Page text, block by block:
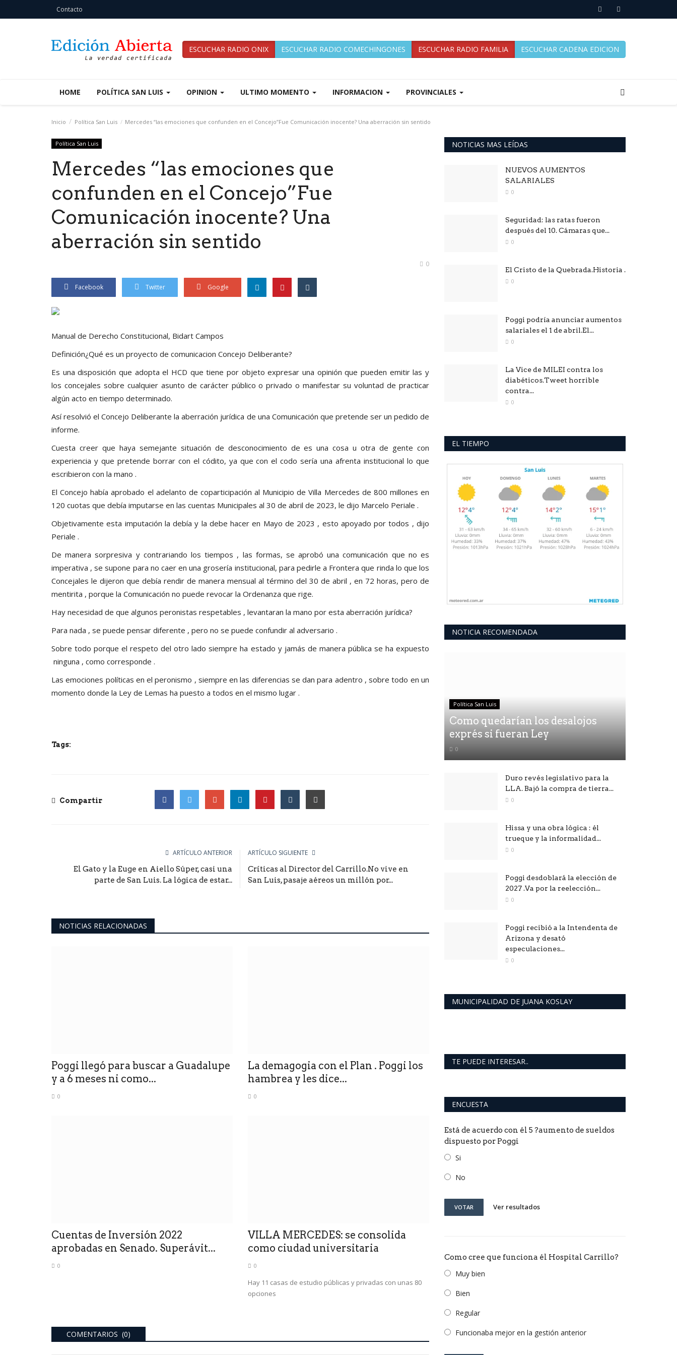
Contacto
ESCUCHAR RADIO ONIX ESCUCHAR RADIO COMECHINGONES ESCUCHAR RADIO FAMILIA ESCUCHAR CADENA EDICION
HOME POLÍTICA SAN LUIS OPINION ULTIMO MOMENTO INFORMACION PROVINCIALES
Inicio Política San Luis Mercedes “las emociones que confunden en el Concejo”Fue Comunicación inocente? Una aberración sin sentido
Política San Luis
Mercedes “las emociones que
confunden en el Concejo”Fue
Comunicación inocente? Una
aberración sin sentido
0
Facebook Twitter Google
Manual de Derecho Constitucional, Bidart Campos
Definición¿Qué es un proyecto de comunicacion Concejo Deliberante?
Es una disposición que adopta el HCD que tiene por objeto expresar una opinión que pueden emitir las y
los concejales sobre cualquier asunto de carácter público o privado o manifestar su voluntad de practicar
algún acto en tiempo determinado.
Así resolvió el Concejo Deliberante la aberración jurídica de una Comunicación que pretende ser un pedido de
informe.
Cuesta creer que haya semejante situación de desconocimiento de es una cosa u otra de gente con
experiencia y que pretende borrar con el códito, ya que con el codo sería una afrenta institucional lo que
escribieron con la mano .
El Concejo había aprobado el adelanto de coparticipación al Municipio de Villa Mercedes de 800 millones en
120 cuotas que debía imputarse en las cuentas Municipales al 30 de abril de 2023, le dijo Marcelo Periale .
Objetivamente esta imputación la debía y la debe hacer en Mayo de 2023 , esto apoyado por todos , dijo
Periale .
De manera sorpresiva y contrariando los tiempos , las formas, se aprobó una comunicación que no es
imperativa , se supone para no caer en una grosería institucional, para pedirle a Frontera que rinda lo que los
Concejales le dijeron que debía rendir de manera mensual al término del 30 de abril , en 72 horas, pero de
mentirita , porque la Comunicación no puede revocar la Ordenanza que rige.
Hay necesidad de que algunos peronistas respetables , levantaran la mano por esta aberración jurídica?
Para nada , se puede pensar diferente , pero no se puede confundir al adversario .
Sobre todo porque el respeto del otro lado siempre ha estado y jamás de manera pública se ha expuesto
ninguna , como corresponde .
Las emociones políticas en el peronismo , siempre en las diferencias se dan para adentro , sobre todo en un
momento donde la Ley de Lemas ha puesto a todos en el mismo lugar .
Tags:
Compartir
ARTÍCULO ANTERIOR
El Gato y la Euge en Aiello Súper, casi una
parte de San Luis. La lógica de estar...
ARTÍCULO SIGUIENTE
Críticas al Director del Carrillo.No vive en
San Luis, pasaje aéreos un millón por...
NOTICIAS RELACIONADAS
Poggi llegó para buscar a Guadalupe
y a 6 meses ni como...
0
La demagogia con el Plan . Poggi los
hambrea y les dice...
0
Cuentas de Inversión 2022
aprobadas en Senado. Superávit...
0
VILLA MERCEDES: se consolida
como ciudad universitaria
0
Hay 11 casas de estudio públicas y privadas con unas 80
opciones
COMENTARIOS (0)
NOTICIAS MAS LEÍDAS
NUEVOS AUMENTOS
SALARIALES
0
Seguridad: las ratas fueron
después del 10. Cámaras que...
0
El Cristo de la Quebrada.Historia .
0
Poggi podría anunciar aumentos
salariales el 1 de abril.El...
0
La Vice de MILEI contra los
diabéticos.Tweet horrible
contra...
0
EL TIEMPO
NOTICIA RECOMENDADA
Política San Luis
Como quedarían los desalojos
exprés si fueran Ley
0
Duro revés legislativo para la
LLA. Bajó la compra de tierra...
0
Hissa y una obra lógica : él
trueque y la informalidad...
0
Poggi desdoblará la elección de
2027 .Va por la reelección...
0
Poggi recibió a la Intendenta de
Arizona y desató
especulaciones...
0
MUNICIPALIDAD DE JUANA KOSLAY
TE PUEDE INTERESAR..
ENCUESTA
Está de acuerdo con él 5 ?aumento de sueldos
dispuesto por Poggi
Si
No
VOTAR Ver resultados
Como cree que funciona él Hospital Carrillo?
Muy bien
Bien
Regular
Funcionaba mejor en la gestión anterior